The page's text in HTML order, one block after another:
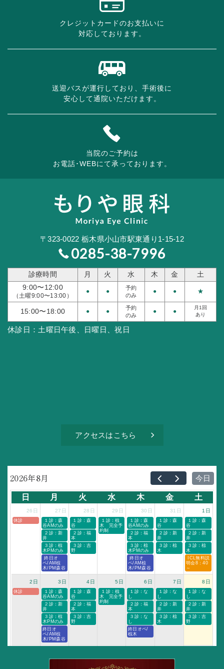
クレジットカードのお支払いに
対応しております。
送迎バスが運行しており、手術後に
安心して通院いただけます。
当院のご予約は
お電話･WEBにて承っております。
〒323-0022 栃木県小山市駅東通り1-15-12
0285-38-7996
診療時間 月 火 水 木 金
土
9:00〜12:00
（土曜9:00〜13:00）
● ●
予約
のみ
● ● ★
15:00〜18:00 ● ●
予約
のみ
● ●
月1回
あり
休診日：土曜日午後、日曜日、祝日
アクセスはこちら
2026年8月 今日
日 月 火 水 木 金 土
26日
休診
27日
谷AMのみ
井
木PMのみ
終日オ
ペ/AM椋
木/PM森谷
28日
谷
本
野
29日
木　完全予
約制
30日
谷AMのみ
本
木PMのみ
終日オ
ペ/AM椋
木/PM森谷
31日
谷
井
木
1日
谷
井
木
明会8：40
～
2日
休診
3日
谷AMのみ
井
木PMのみ
終日オ
ペ/AM椋
木/PM森谷
4日
谷
本
野
5日
木　完全予
約制
6日
し
本
し
終日オペ/
椋木
7日
し
井
木
8日
し
井
野